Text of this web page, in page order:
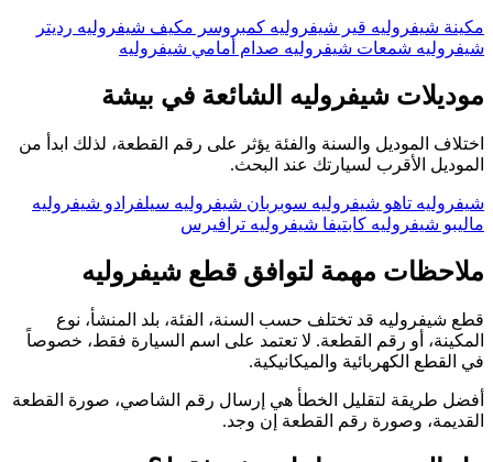
مكينة شيفروليه قير شيفروليه كمبروسر مكيف شيفروليه رديتر
شيفروليه شمعات شيفروليه صدام أمامي شيفروليه
موديلات شيفروليه الشائعة في بيشة
اختلاف الموديل والسنة والفئة يؤثر على رقم القطعة، لذلك ابدأ من
الموديل الأقرب لسيارتك عند البحث.
شيفروليه تاهو شيفروليه سوبربان شيفروليه سيلفرادو شيفروليه
ماليبو شيفروليه كابتيفا شيفروليه ترافيرس
ملاحظات مهمة لتوافق قطع شيفروليه
قطع شيفروليه قد تختلف حسب السنة، الفئة، بلد المنشأ، نوع
المكينة، أو رقم القطعة. لا تعتمد على اسم السيارة فقط، خصوصاً
في القطع الكهربائية والميكانيكية.
أفضل طريقة لتقليل الخطأ هي إرسال رقم الشاصي، صورة القطعة
القديمة، وصورة رقم القطعة إن وجد.